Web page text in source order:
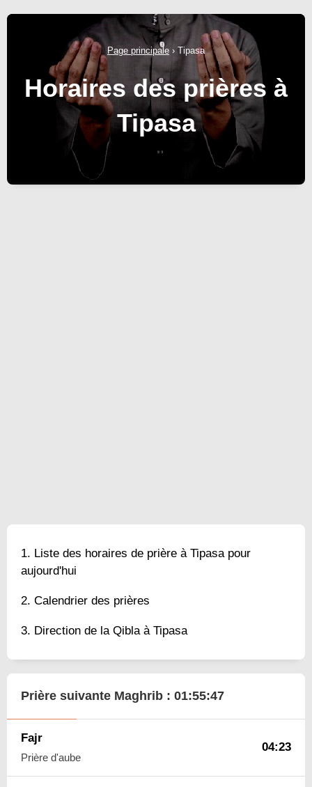
Page principale › Tipasa
Horaires des prières à
Tipasa
Liste des horaires de prière à Tipasa pour
aujourd'hui
Calendrier des prières
Direction de la Qibla à Tipasa
Prière suivante Maghrib : 01:55:46
Fajr
Prière d'aube
04:23